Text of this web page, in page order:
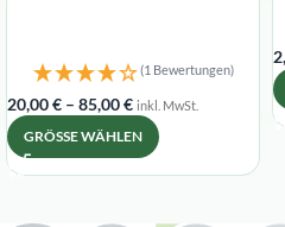
20,00€ – 85,00€ inkl. MwSt.
GRÖSSE WÄHLEN
(1 Bewertungen)